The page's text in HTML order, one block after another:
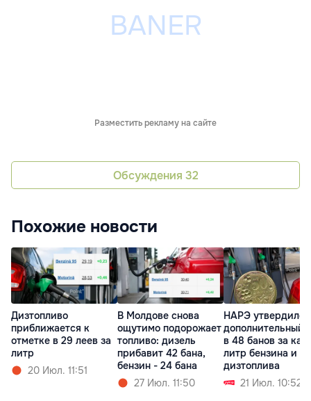
Разместить рекламу на сайте
Обсуждения 32
Похожие новости
Дизтопливо
приближается к
отметке в 29 леев за
литр
20 Июл. 11:51
В Молдове снова
ощутимо подорожает
топливо: дизель
прибавит 42 бана,
бензин - 24 бана
27 Июл. 11:50
НАРЭ утвердило
дополнительный
в 48 банов за
литр бензина и
дизтоплива
21 Июл. 10:52